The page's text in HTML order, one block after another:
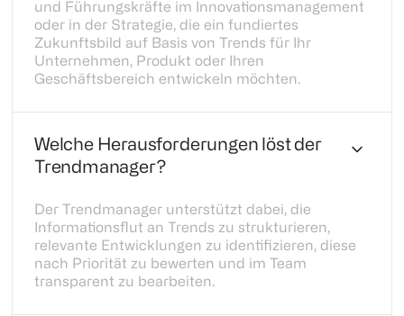
und Führungskräfte im Innovationsmanagement
oder in der Strategie, die ein fundiertes
Zukunftsbild auf Basis von Trends für Ihr
Unternehmen, Produkt oder Ihren
Geschäftsbereich entwickeln möchten.
Welche Herausforderungen löst der
Trendmanager?
Der Trendmanager unterstützt dabei, die
Informationsflut an Trends zu strukturieren,
relevante Entwicklungen zu identifizieren, diese
nach Priorität zu bewerten und im Team
transparent zu bearbeiten.